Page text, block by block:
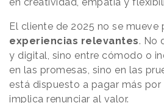
El cliente de 2025 no se mueve
experiencias relevantes. No
y digital, sino entre cómodo o
en las promesas, sino en las
está dispuesto a pagar más por
implica renunciar al valor.